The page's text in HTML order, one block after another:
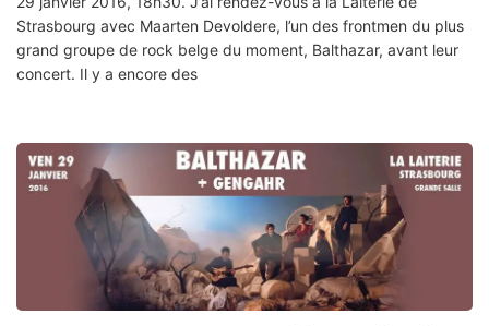
Strasbourg avec Maarten Devoldere, l’un des frontmen du plus
grand groupe de rock belge du moment, Balthazar, avant leur
concert. Il y a encore des